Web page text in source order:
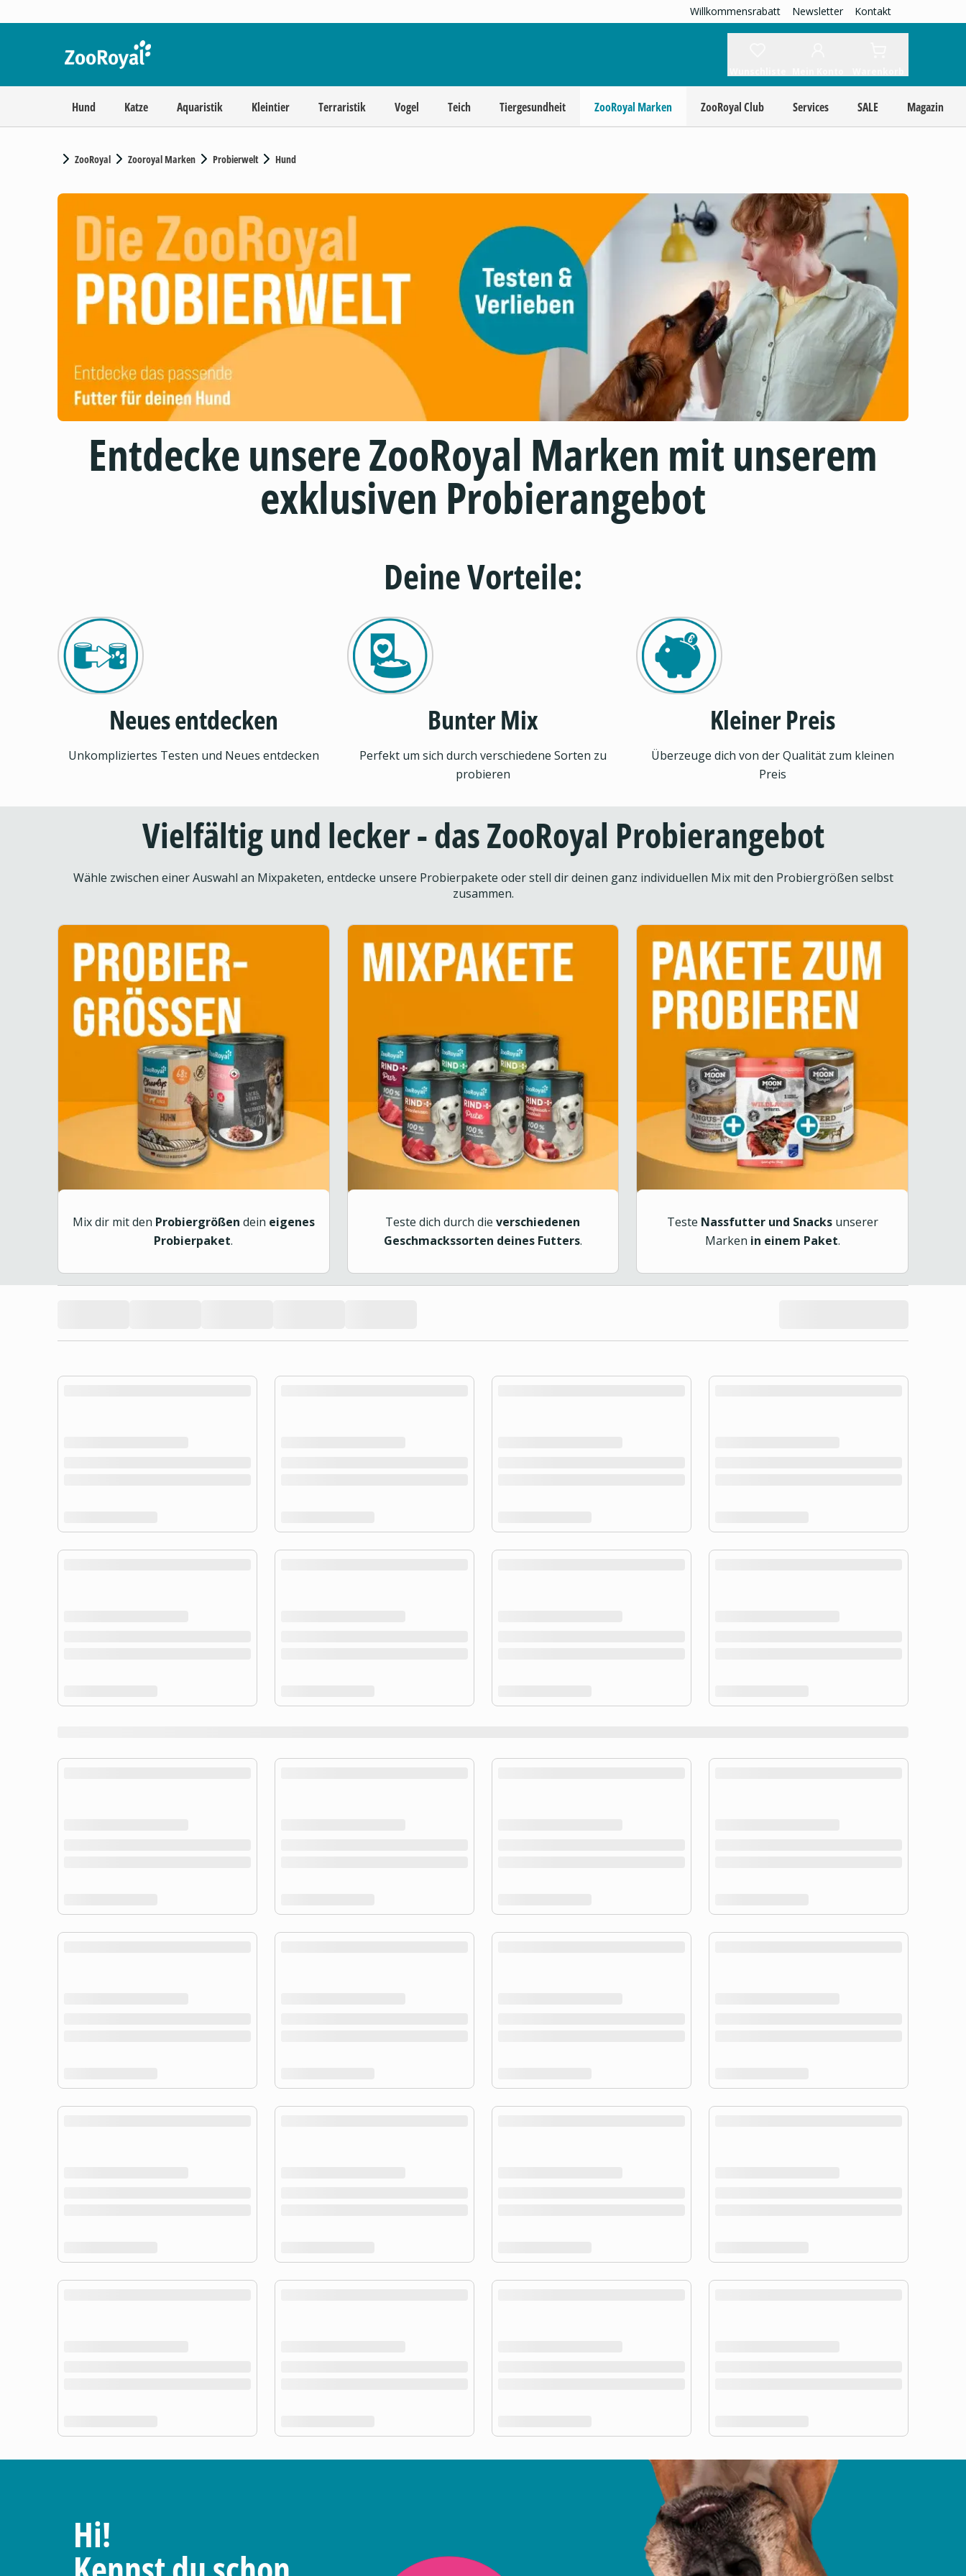
Willkommensrabatt Newsletter Kontakt
Hund Katze Aquaristik Kleintier Terraristik Vogel Teich Tiergesundheit ZooRoyal Marken ZooRoyal Club Services SALE Magazin
ZooRoyal Zooroyal Marken Probierwelt Hund
Entdecke unsere ZooRoyal Marken mit unserem
exklusiven Probierangebot
Deine Vorteile:
Neues entdecken
Unkompliziertes Testen und Neues entdecken
Bunter Mix
Perfekt um sich durch verschiedene Sorten zu
probieren
Kleiner Preis
Überzeuge dich von der Qualität zum kleinen
Preis
Vielfältig und lecker - das ZooRoyal Probierangebot
Wähle zwischen einer Auswahl an Mixpaketen, entdecke unsere Probierpakete oder stell dir deinen ganz individuellen Mix mit den Probiergrößen selbst
zusammen.
Mix dir mit den Probiergrößen dein eigenes
Probierpaket.
Teste dich durch dieverschiedenen
Geschmackssorten deines Futters.
Teste Nassfutter und Snacksunserer
Marken in einem Paket.
Hi!